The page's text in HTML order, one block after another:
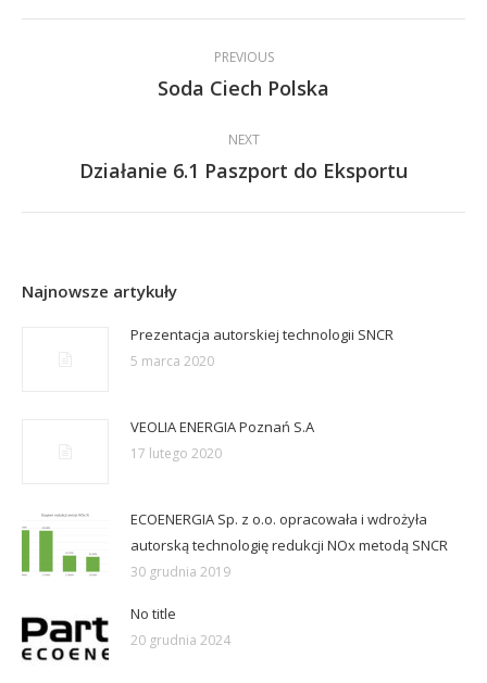
navigation
PREVIOUS
Previous
Soda Ciech Polska
NEXT
Next
Działanie 6.1 Paszport do Eksportu
Najnowsze artykuły
Prezentacja autorskiej technologii SNCR
5 marca 2020
VEOLIA ENERGIA Poznań S.A
17 lutego 2020
ECOENERGIA Sp. z o.o. opracowała i wdrożyła
autorską technologię redukcji NOx metodą SNCR
30 grudnia 2019
No title
20 grudnia 2024